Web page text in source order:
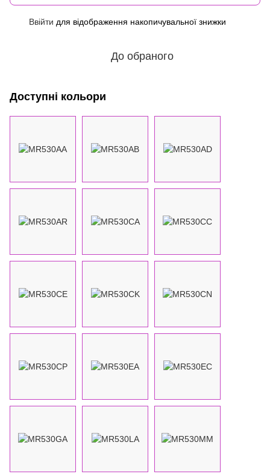
Ввійти для відображення накопичувальної знижки
До обраного
Доступні кольори